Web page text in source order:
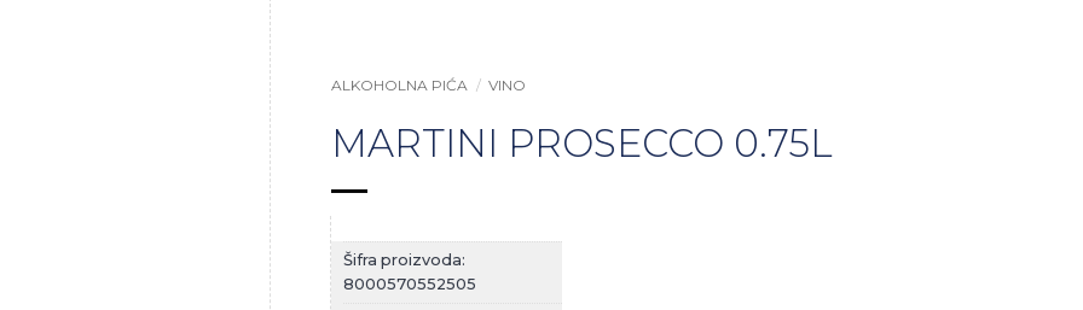
ALKOHOLNA PIĆA / VINO
MARTINI PROSECCO 0.75L
Šifra proizvoda:
8000570552505